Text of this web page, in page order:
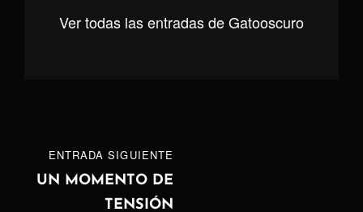
Ver todas las entradas de Gatooscuro
Navegación
de
ENTRADA
SIGUIENTE
ENTRADA SIGUIENTE
UN MOMENTO DE
TENSIÓN